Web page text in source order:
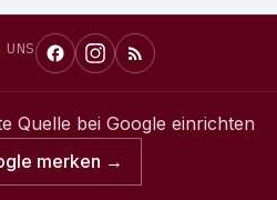
Quelle bei Google einrichten
merken →